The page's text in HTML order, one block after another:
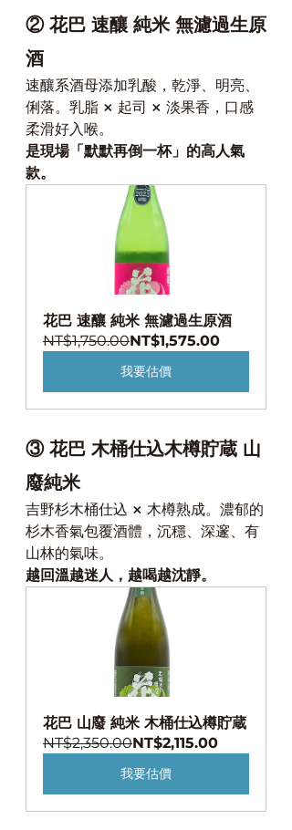
② 花巴 速釀 純米 無濾過生原
酒
速釀系酒母添加乳酸，乾淨、明亮、
俐落。乳脂 × 起司 × 淡果香，口感
柔滑好入喉。
是現場「默默再倒一杯」的高人氣
款。
花巴 速釀 純米 無濾過生原酒
NT$1,750.00NT$1,575.00
我要估價
③ 花巴 木桶仕込木樽貯蔵 山
廢純米
吉野杉木桶仕込 × 木樽熟成。濃郁的
杉木香氣包覆酒體，沉穩、深邃、有
山林的氣味。
越回溫越迷人，越喝越沈靜。
花巴 山廢 純米 木桶仕込樽貯蔵
NT$2,350.00NT$2,115.00
我要估價